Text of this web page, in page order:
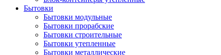
Бытовки
Бытовки модульные
Бытовки прорабские
Бытовки строительные
Бытовки утепленные
Бытовки металлические